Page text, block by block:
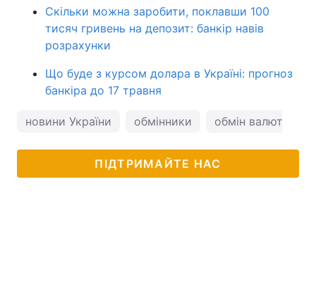
Скільки можна заробити, поклавши 100
тисяч гривень на депозит: банкір навів
розрахунки
Що буде з курсом долара в Україні: прогноз
банкіра до 17 травня
новини України обмінники обмін валют
ПІДТРИМАЙТЕ НАС